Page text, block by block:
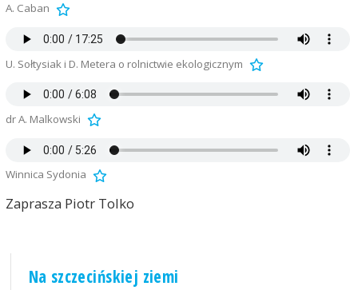
A. Caban
U. Sołtysiak i D. Metera o rolnictwie ekologicznym
dr A. Malkowski
Winnica Sydonia
Zaprasza Piotr Tolko
Na szczecińskiej ziemi